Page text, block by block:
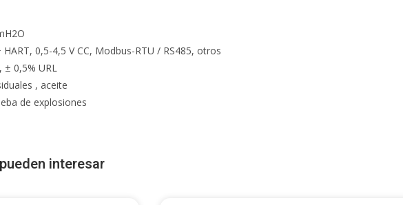
0,5-4,5 V CC, Modbus-RTU / RS485, otros
± 0,5% URL
, aceite
de explosiones
interesar